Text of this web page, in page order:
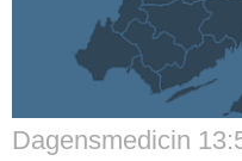
Dagensmedicin